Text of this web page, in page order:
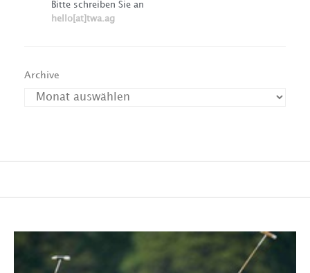
Bitte schreiben Sie an
hello[at]twa.ag
Archive